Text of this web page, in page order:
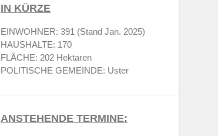
IN KÜRZE
EINWOHNER: 391 (Stand Jan. 2025)
HAUSHALTE: 170
FLÄCHE: 202 Hektaren
POLITISCHE GEMEINDE: Uster
ANSTEHENDE TERMINE: